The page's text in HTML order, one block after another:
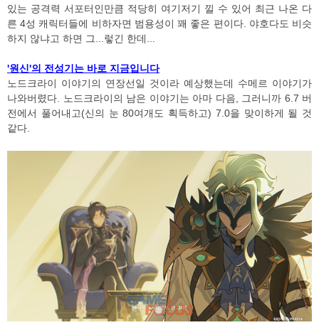
있는 공격력 서포터인만큼 적당히 여기저기 낄 수 있어 최근 나온 다
른 4성 캐릭터들에 비하자면 범용성이 꽤 좋은 편이다. 야호다도 비슷
하지 않냐고 하면 그...렇긴 한데...
'원신'의 전성기는 바로 지금입니다
노드크라이 이야기의 연장선일 것이라 예상했는데 수메르 이야기가
나와버렸다. 노드크라이의 남은 이야기는 아마 다음, 그러니까 6.7 버
전에서 풀어내고(신의 눈 80여개도 획득하고) 7.0을 맞이하게 될 것
같다.